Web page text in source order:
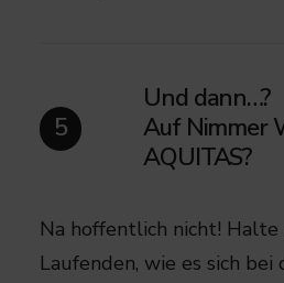
5
Und dann…?
Auf Nimmer
AQUITAS?​
Na hoffentlich nicht!
Laufenden, wie es sich